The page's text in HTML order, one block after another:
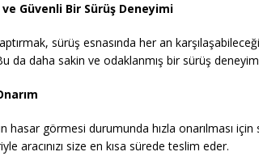
Güvenli Bir Sürüş Deneyimi
sürüş esnasında her an
da daha sakin ve odaklanmış bir sürüş
hasar görmesi durumunda hızla onarılması
aracınızı size en kısa sürede teslim eder.